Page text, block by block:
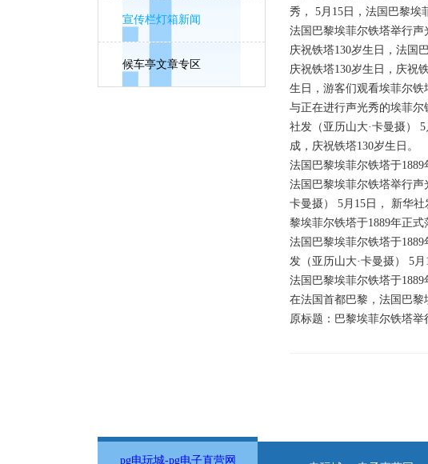
宣传栏灯箱新闻
候车亭文章专区
秀， 5月15日，法国巴黎埃
法国巴黎埃菲尔铁塔举行声
庆祝铁塔130岁生日，法国
庆祝铁塔130岁生日，庆祝
生日，游客们观看埃菲尔铁
与正在进行声光秀的埃菲尔
社发（亚历山大·卡曼摄）
成，庆祝铁塔130岁生日。
法国巴黎埃菲尔铁塔于
法国巴黎埃菲尔铁塔举行声
卡曼摄） 5月15日， 新华
黎埃菲尔铁塔于1889年正
法国巴黎埃菲尔铁塔于
发（亚历山大·卡曼摄） 5月
法国巴黎埃菲尔铁塔于1889
在法国首都巴黎，法国巴黎
原标题：巴黎埃菲尔铁塔举
pg电玩城-pg电子直营网